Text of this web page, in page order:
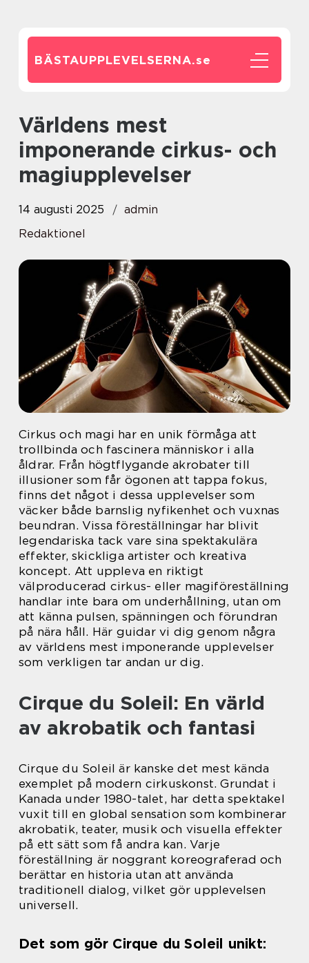
BÄSTAUPPLEVELSERNA.se
Världens mest
imponerande cirkus- och
magiupplevelser
14 augusti 2025
admin
Redaktionel
Cirkus och magi har en unik förmåga att
trollbinda och fascinera människor i alla
åldrar. Från högtflygande akrobater till
illusioner som får ögonen att tappa fokus,
finns det något i dessa upplevelser som
väcker både barnslig nyfikenhet och vuxnas
beundran. Vissa föreställningar har blivit
legendariska tack vare sina spektakulära
effekter, skickliga artister och kreativa
koncept. Att uppleva en riktigt
välproducerad cirkus- eller magiföreställning
handlar inte bara om underhållning, utan om
att känna pulsen, spänningen och förundran
på nära håll. Här guidar vi dig genom några
av världens mest imponerande upplevelser
som verkligen tar andan ur dig.
Cirque du Soleil: En värld
av akrobatik och fantasi
Cirque du Soleil är kanske det mest kända
exemplet på modern cirkuskonst. Grundat i
Kanada under 1980-talet, har detta spektakel
vuxit till en global sensation som kombinerar
akrobatik, teater, musik och visuella effekter
på ett sätt som få andra kan. Varje
föreställning är noggrant koreograferad och
berättar en historia utan att använda
traditionell dialog, vilket gör upplevelsen
universell.
Det som gör Cirque du Soleil unikt: